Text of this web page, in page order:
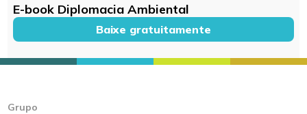
E-book Diplomacia Ambiental
Baixe gratuitamente
Grupo